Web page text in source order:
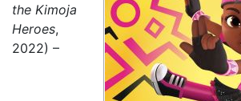
the Kimoja
Heroes,
2022) –